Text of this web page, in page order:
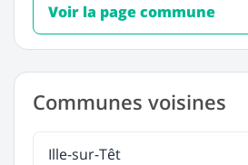
Voir la page commune
Communes voisines
Ille-sur-Têt